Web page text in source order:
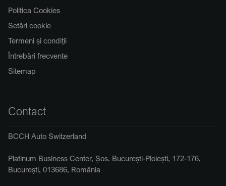
Politica Cookies
Setări cookie
Termeni și condiții
Întrebări frecvente
Sitemap
Contact
BCCH Auto Switzerland
Platinum Business Center, Șos. București-Ploiești, 172-176,
București, 013686, România